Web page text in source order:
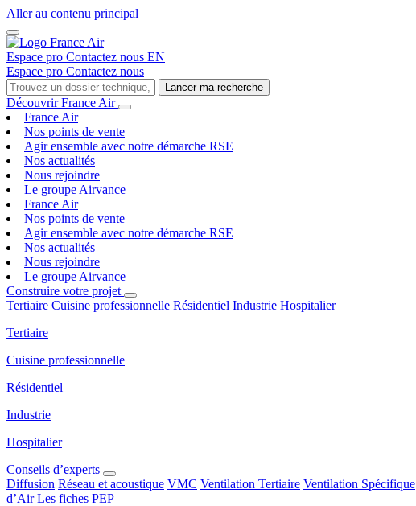
Aller au contenu principal
Espace pro Contactez nous EN
Espace pro Contactez nous
Lancer ma recherche
Découvrir France Air
France Air
Nos points de vente
Agir ensemble avec notre démarche RSE
Nos actualités
Nous rejoindre
Le groupe Airvance
France Air
Nos points de vente
Agir ensemble avec notre démarche RSE
Nos actualités
Nous rejoindre
Le groupe Airvance
Construire votre projet
Tertiaire Cuisine professionnelle Résidentiel Industrie Hospitalier
Tertiaire
Cuisine professionnelle
Résidentiel
Industrie
Hospitalier
Conseils d’experts
Diffusion Réseau et acoustique VMC Ventilation Tertiaire Ventilation Spécifique
d’Air Les fiches PEP